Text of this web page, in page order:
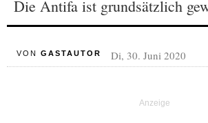
Die Antifa ist grundsätzlich
VON GASTAUTOR Di, 30. Juni 2020